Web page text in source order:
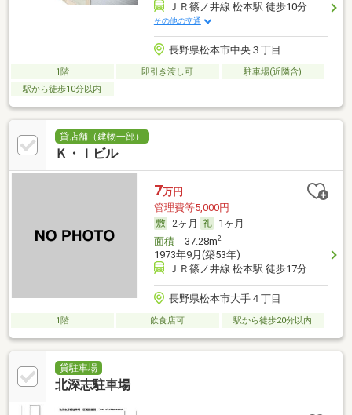
ＪＲ篠ノ井線 松本駅 徒歩10分
その他の交通
長野県松本市中央３丁目
1階 即引き渡し可
駐車場(近隣含)
駅から徒歩10分以内
貸店舗（建物一部）
Ｋ・Ｉビル
7万円
管理費等5,000円
2ヶ月
1ヶ月
面積37.28m2
1973年9月(築53年)
ＪＲ篠ノ井線 松本駅 徒歩17分
長野県松本市大手４丁目
1階 飲食店可 駅から徒歩20分以内
貸駐車場
北深志駐車場